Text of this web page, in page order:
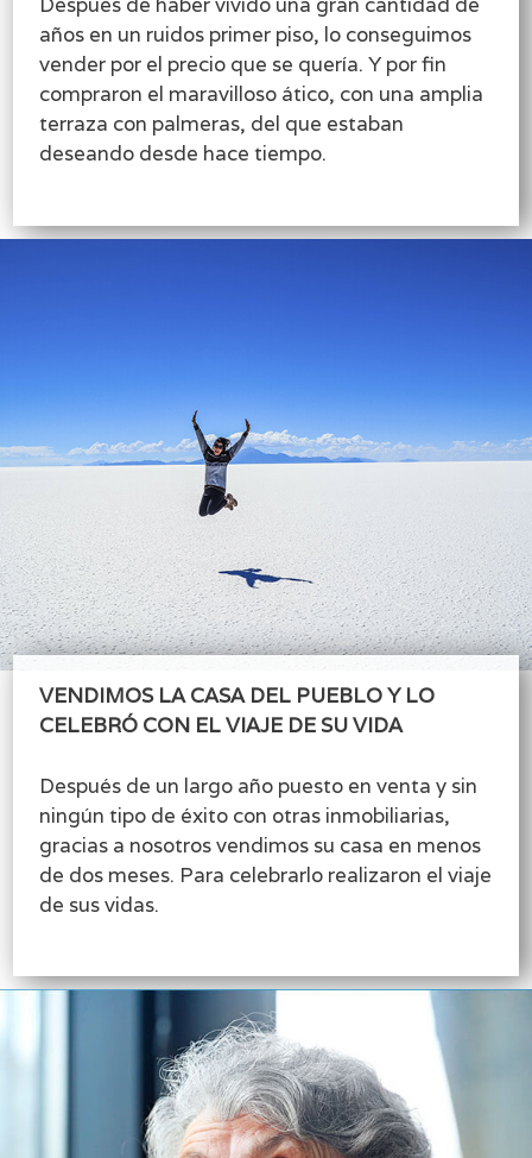
años en un ruidos primer piso, lo conseguimos
vender por el precio que se quería. Y por fin
compraron el maravilloso ático, con una amplia
terraza con palmeras, del que estaban
deseando desde hace tiempo.
VENDIMOS LA CASA DEL PUEBLO Y LO
CELEBRÓ CON EL VIAJE DE SU VIDA
Después de un largo año puesto en venta y sin
ningún tipo de éxito con otras inmobiliarias,
gracias a nosotros vendimos su casa en menos
de dos meses. Para celebrarlo realizaron el viaje
de sus vidas.